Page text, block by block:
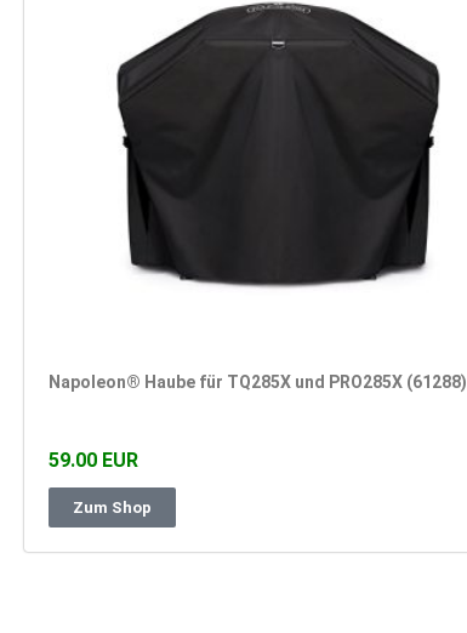
Napoleon® Haube für TQ285X und PRO285X (61288)
59.00 EUR
Zum Shop